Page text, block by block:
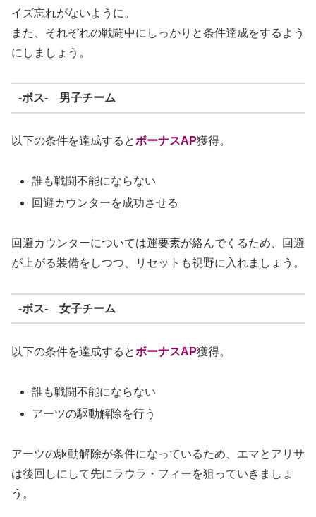
イズ忘れがないように。
また、それぞれの戦闘中にしっかりと条件達成をするよう
にしましょう。
-ボス- 男子チーム
以下の条件を達成するとボーナスAP獲得。
誰も戦闘不能にならない
回避カウンターを成功させる
回避カウンターについては運要素が絡んでくるため、回避
が上がる装備をしつつ、リセットも視野に入れましょう。
-ボス- 女子チーム
以下の条件を達成するとボーナスAP獲得。
誰も戦闘不能にならない
アーツの駆動解除を行う
アーツの駆動解除が条件になっているため、エマとアリサ
は後回しにして先にラウラ・フィーを狙っていきましょ
う。